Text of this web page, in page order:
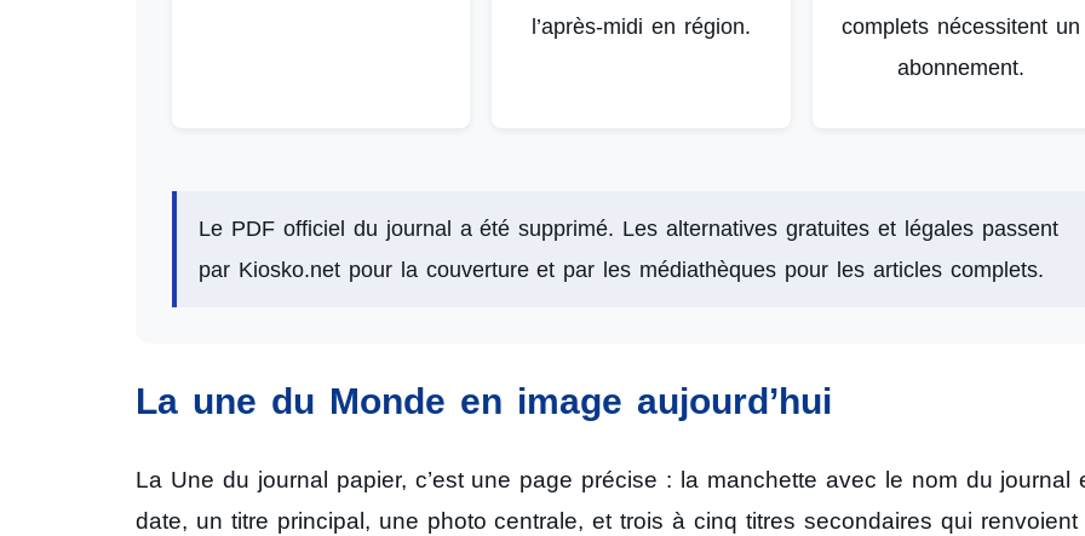
l’après-midi en région.
complets nécessitent un
abonnement.
Le PDF officiel du journal a été supprimé. Les alternatives gratuites et légales passent
par Kiosko.net pour la couverture et par les médiathèques pour les articles complets.
La une du Monde en image aujourd’hui
La Une du journal papier, c’est une page précise : la manchette avec le nom du journal
date, un titre principal, une photo centrale, et trois à cinq titres secondaires qui renvoient